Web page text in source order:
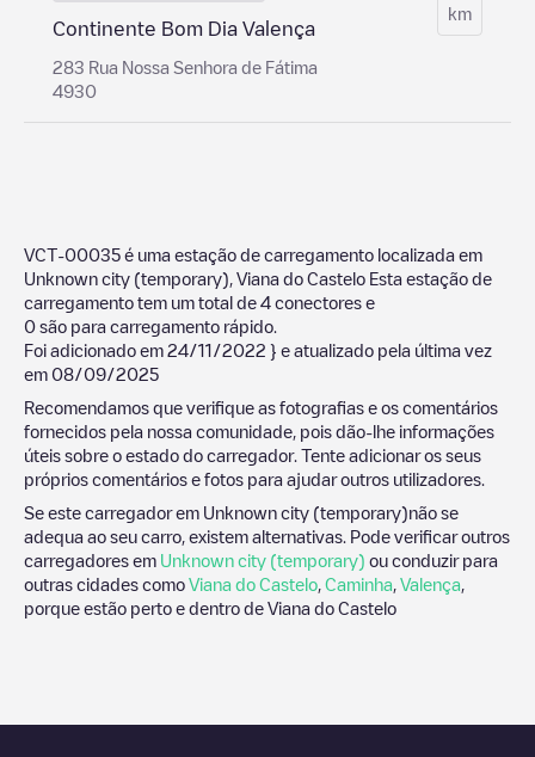
Continente Bom Dia Valença
283 Rua Nossa Senhora de Fátima
4930
km
VCT-00035 é uma estação de carregamento localizada em
Unknown city (temporary) Viana do Castelo Esta estação de
carregamento tem um total de 4 conectores e
0 são para carregamento rápido.
Foi adicionado em 24/11/2022 } e atualizado pela última vez
em 08/09/2025
Recomendamos que verifique as fotografias e os comentários
fornecidos pela nossa comunidade, pois dão-lhe informações
úteis sobre o estado do carregador. Tente adicionar os seus
próprios comentários e fotos para ajudar outros utilizadores.
Se este carregador em Unknown city (temporary)não se
adequa ao seu carro, existem alternativas. Pode verificar outros
carregadores em Unknown city (temporary) ou conduzir para
outras cidades como Viana do Castelo Caminha Valença
porque estão perto e dentro de Viana do Castelo